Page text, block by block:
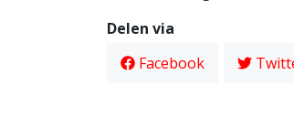
Delen via
Facebook